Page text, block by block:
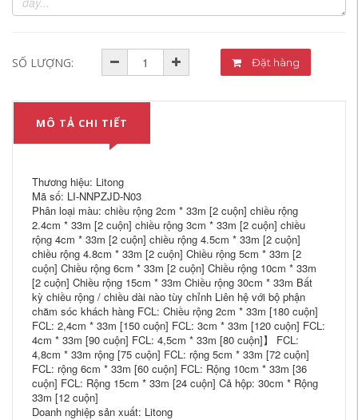
SỐ LƯỢNG: Đặt hàng
MÔ TẢ CHI TIẾT
Thương hiệu: Litong
Mã số: LI-NNPZJD-N03
Phân loại màu: chiều rộng 2cm * 33m [2 cuộn] chiều rộng
2.4cm * 33m [2 cuộn] chiều rộng 3cm * 33m [2 cuộn] chiều
rộng 4cm * 33m [2 cuộn] chiều rộng 4.5cm * 33m [2 cuộn]
chiều rộng 4.8cm * 33m [2 cuộn] Chiều rộng 5cm * 33m [2
cuộn] Chiều rộng 6cm * 33m [2 cuộn] Chiều rộng 10cm * 33m
[2 cuộn] Chiều rộng 15cm * 33m Chiều rộng 30cm * 33m Bất
kỳ chiều rộng / chiều dài nào tùy chỉnh Liên hệ với bộ phận
chăm sóc khách hàng FCL: Chiều rộng 2cm * 33m [180 cuộn]
FCL: 2,4cm * 33m [150 cuộn] FCL: 3cm * 33m [120 cuộn] FCL:
4cm * 33m [90 cuộn] FCL: 4,5cm * 33m [80 cuộn]】 FCL:
4,8cm * 33m rộng [75 cuộn] FCL: rộng 5cm * 33m [72 cuộn]
FCL: rộng 6cm * 33m [60 cuộn] FCL: Rộng 10cm * 33m [36
cuộn] FCL: Rộng 15cm * 33m [24 cuộn] Cả hộp: 30cm * Rộng
33m [12 cuộn]
Doanh nghiệp sản xuất: Litong